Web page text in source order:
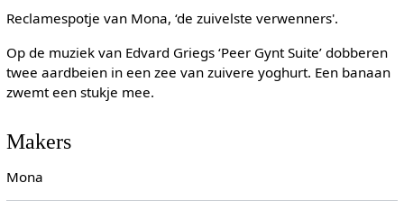
Reclamespotje van Mona, ‘de zuivelste verwenners'.
Op de muziek van Edvard Griegs ‘Peer Gynt Suite’ dobberen
twee aardbeien in een zee van zuivere yoghurt. Een banaan
zwemt een stukje mee.
Makers
Mona